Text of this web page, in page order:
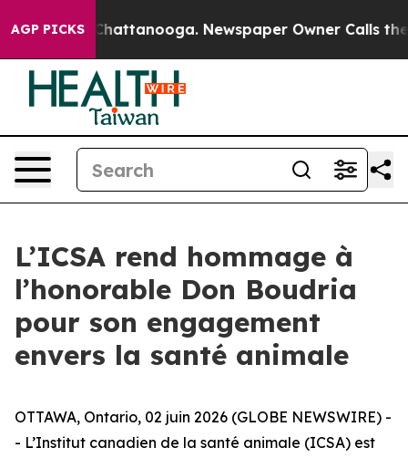
AGP PICKSin Chattanooga. Newspaper Owner Calls the
L’ICSA rend hommage à
l’honorable Don Boudria
pour son engagement
envers la santé animale
OTTAWA, Ontario, 02 juin 2026 (GLOBE NEWSWIRE) -
- L’Institut canadien de la santé animale (ICSA) est